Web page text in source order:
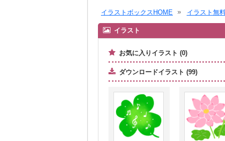
イラストボックスHOME イラスト無
イラスト
お気に入りイラスト (0)
ダウンロードイラスト (99)